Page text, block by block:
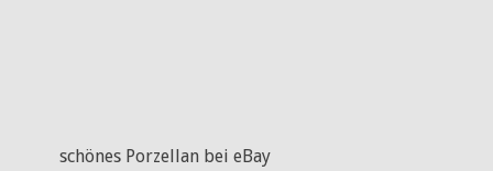
schönes Porzellan bei eBay